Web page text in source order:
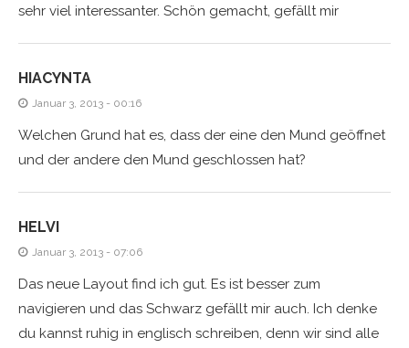
sehr viel interessanter. Schön gemacht, gefällt mir
HIACYNTA
Januar 3, 2013 - 00:16
Welchen Grund hat es, dass der eine den Mund geöffnet
und der andere den Mund geschlossen hat?
HELVI
Januar 3, 2013 - 07:06
Das neue Layout find ich gut. Es ist besser zum
navigieren und das Schwarz gefällt mir auch. Ich denke
du kannst ruhig in englisch schreiben, denn wir sind alle